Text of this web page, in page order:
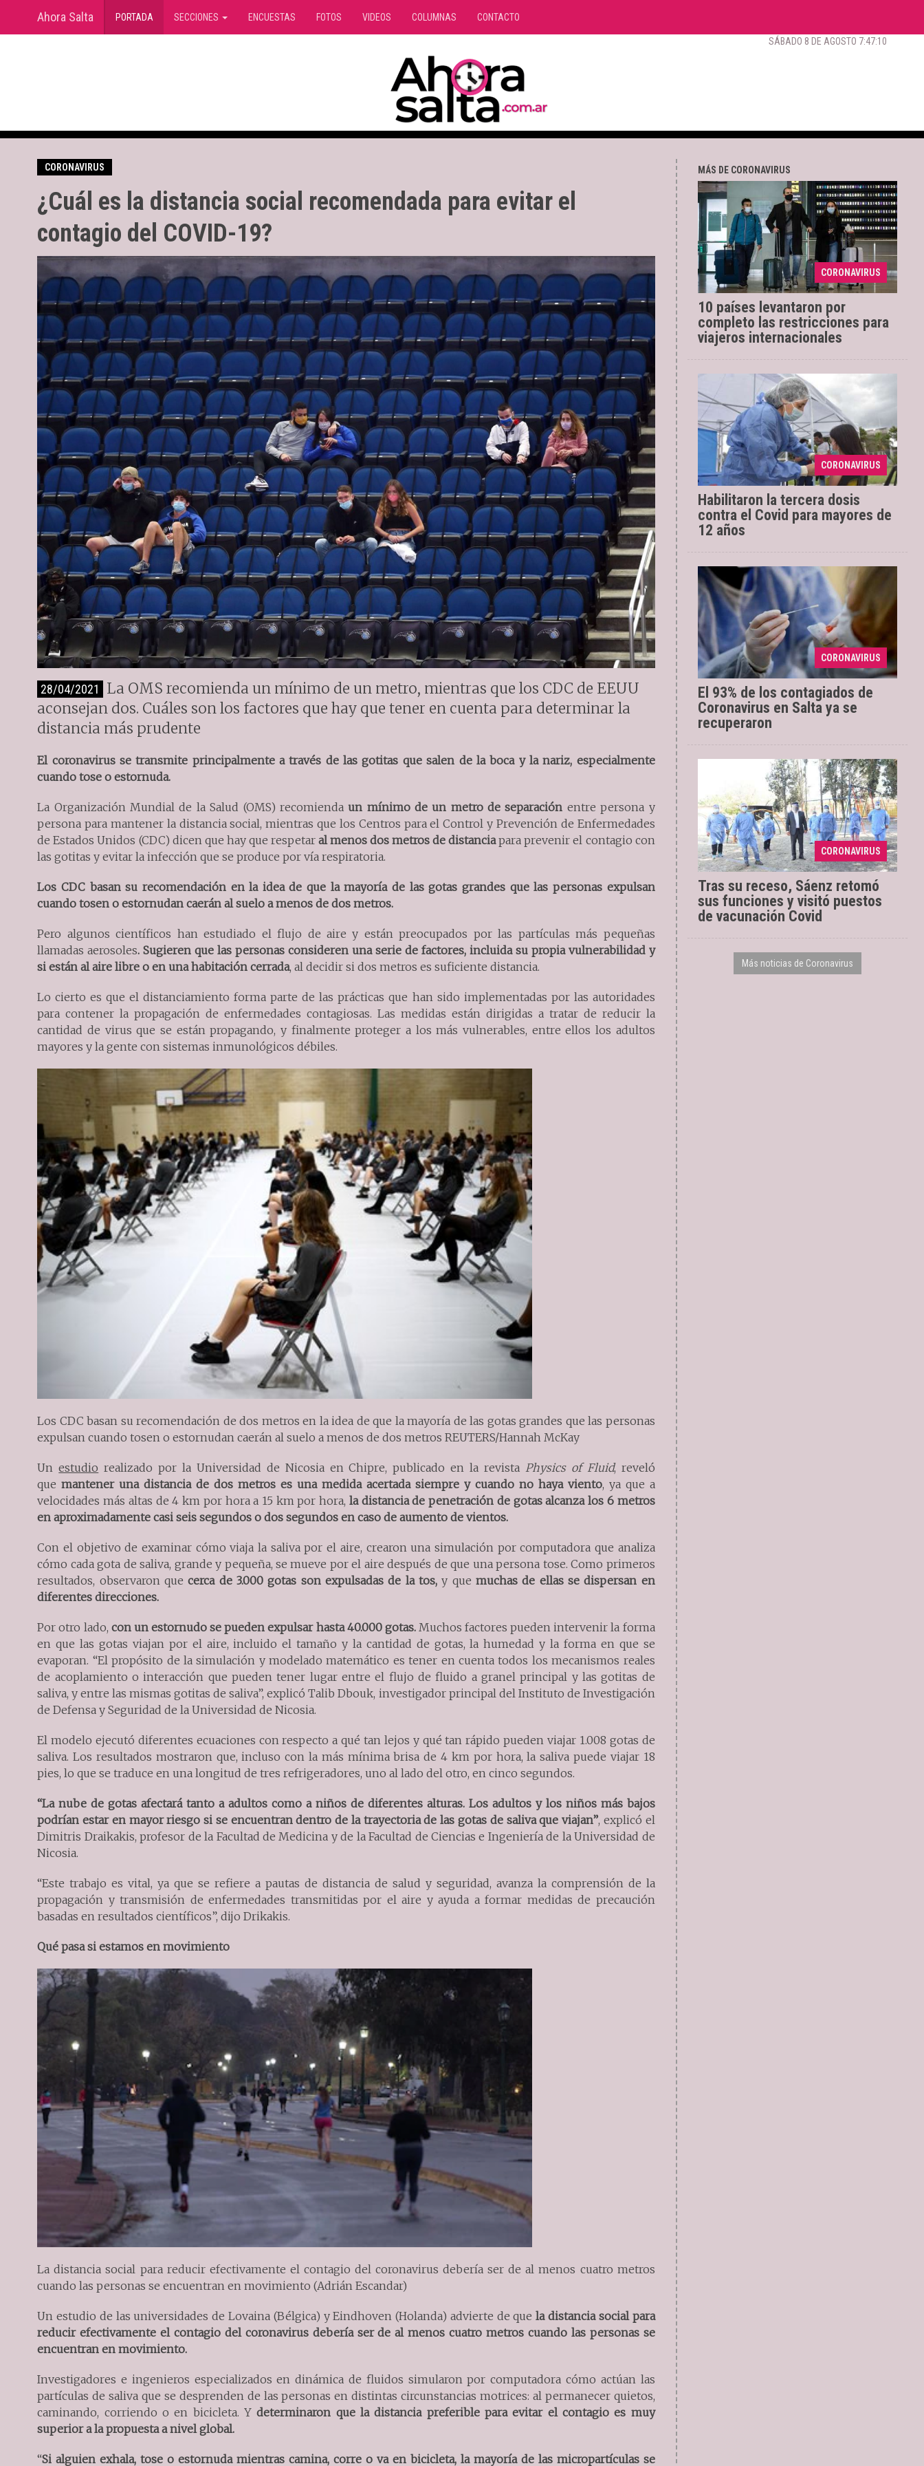
Ahora Salta PORTADA(current)SECCIONES ENCUESTAS FOTOS VIDEOS COLUMNAS CONTACTO
SÁBADO 8 DE AGOSTO 7:47:11
CORONAVIRUS
¿Cuál es la distancia social recomendada para evitar el
contagio del COVID-19?
28/04/2021
La OMS recomienda un mínimo de un metro, mientras que los CDC de EEUU
aconsejan dos. Cuáles son los factores que hay que tener en cuenta para determinar la
distancia más prudente
El coronavirus se transmite principalmente a través de las gotitas que salen de la boca y la nariz, especialmente
cuando tose o estornuda.
La Organización Mundial de la Salud (OMS) recomiendaun mínimo de un metro de separación entre persona y
persona para mantener la distancia social, mientras que los Centros para el Control y Prevención de Enfermedades
de Estados Unidos (CDC) dicen que hay que respetar al menos dos metros de distancia para prevenir el contagio con
las gotitas y evitar la infección que se produce por vía respiratoria.
Los CDC basan su recomendación en la idea de que la mayoría de las gotas grandes que las personas expulsan
cuando tosen o estornudan caerán al suelo a menos de dos metros.
Pero algunos científicos han estudiado el flujo de aire y están preocupados por las partículas más pequeñas
llamadas aerosoles.Sugieren que las personas consideren una serie de factores, incluida su propia vulnerabilidad y
si están al aire libre o en una habitación cerrada, al decidir si dos metros es suficiente distancia.
Lo cierto es que el distanciamiento forma parte de las prácticas que han sido implementadas por las autoridades
para contener la propagación de enfermedades contagiosas. Las medidas están dirigidas a tratar de reducir la
cantidad de virus que se están propagando, y finalmente proteger a los más vulnerables, entre ellos los adultos
mayores y la gente con sistemas inmunológicos débiles.
Los CDC basan su recomendación de dos metros en la idea de que la mayoría de las gotas grandes que las personas
expulsan cuando tosen o estornudan caerán al suelo a menos de dos metros REUTERS/Hannah McKay
Unestudio realizado por la Universidad de Nicosia en Chipre, publicado en la revista Physics of Fluid, reveló
que mantener una distancia de dos metros es una medida acertada siempre y cuando no haya viento, ya que a
velocidades más altas de 4 km por hora a 15 km por hora, la distancia de penetración de gotas alcanza los 6 metros
en aproximadamente casi seis segundos o dos segundos en caso de aumento de vientos.
Con el objetivo de examinar cómo viaja la saliva por el aire, crearon una simulación por computadora que analiza
cómo cada gota de saliva, grande y pequeña, se mueve por el aire después de que una persona tose. Como primeros
resultados, observaron quecerca de 3.000 gotas son expulsadas de la tos,y que muchas de ellas se dispersan en
diferentes direcciones.
Por otro lado, con un estornudo se pueden expulsar hasta 40.000 gotas. Muchos factores pueden intervenir la forma
en que las gotas viajan por el aire, incluido el tamaño y la cantidad de gotas, la humedad y la forma en que se
evaporan. “El propósito de la simulación y modelado matemático es tener en cuenta todos los mecanismos reales
de acoplamiento o interacción que pueden tener lugar entre el flujo de fluido a granel principal y las gotitas de
saliva, y entre las mismas gotitas de saliva”, explicó Talib Dbouk, investigador principal del Instituto de Investigación
de Defensa y Seguridad de la Universidad de Nicosia.
El modelo ejecutó diferentes ecuaciones con respecto a qué tan lejos y qué tan rápido pueden viajar 1.008 gotas de
saliva. Los resultados mostraron que, incluso con la más mínima brisa de 4 km por hora, la saliva puede viajar 18
pies, lo que se traduce en una longitud de tres refrigeradores, uno al lado del otro, en cinco segundos.
“La nube de gotas afectará tanto a adultos como a niños de diferentes alturas. Los adultos y los niños más bajos
podrían estar en mayor riesgo si se encuentran dentro de la trayectoria de las gotas de saliva que viajan”, explicó el
Dimitris Draikakis, profesor de la Facultad de Medicina y de la Facultad de Ciencias e Ingeniería de la Universidad de
Nicosia.
“Este trabajo es vital, ya que se refiere a pautas de distancia de salud y seguridad, avanza la comprensión de la
propagación y transmisión de enfermedades transmitidas por el aire y ayuda a formar medidas de precaución
basadas en resultados científicos”, dijo Drikakis.
Qué pasa si estamos en movimiento
La distancia social para reducir efectivamente el contagio del coronavirus debería ser de al menos cuatro metros
cuando las personas se encuentran en movimiento (Adrián Escandar)
Un estudio de las universidades de Lovaina (Bélgica) y Eindhoven (Holanda) advierte de que la distancia social para
reducir efectivamente el contagio del coronavirus debería ser de al menos cuatro metros cuando las personas se
encuentran en movimiento.
Investigadores e ingenieros especializados en dinámica de fluidos simularon por computadora cómo actúan las
partículas de saliva que se desprenden de las personas en distintas circunstancias motrices: al permanecer quietos,
caminando, corriendo o en bicicleta. Ydeterminaron que la distancia preferible para evitar el contagio es muy
superior a la propuesta a nivel global.
“Si alguien exhala, tose o estornuda mientras camina, corre o va en bicicleta, la mayoría de las micropartículas se
MÁS DE CORONAVIRUS
CORONAVIRUS
10 países levantaron por
completo las restricciones para
viajeros internacionales
22/03/2022
Reino Unido, Irlanda y
México son parte de la corta lista.
CORONAVIRUS
Habilitaron la tercera dosis
contra el Covid para mayores de
12 años
02/02/2022 Para los adolescentes
la vacuna disponible para tercera
dosis es la Pfizer y deben
colocársela al menos 4 meses
después de aplicada la segunda
dosis. ...
CORONAVIRUS
El 93% de los contagiados de
Coronavirus en Salta ya se
recuperaron
31/01/2022
Ayer se notificaron 413
casos nuevos en la provincia, de
los cuales 398 se diagnosticaron
por laboratorio y 15 por criterio
clínico epidemiológico, e ...
CORONAVIRUS
Tras su receso, Sáenz retomó
sus funciones y visitó puestos
de vacunación Covid
Tras una breve
ausencia de unos pocos días, el
gobernador Gustavo Sáenz
retomó sus funciones al mando
de la provincia de Salta donde, en
sus primeras ...
Más noticias de Coronavirus